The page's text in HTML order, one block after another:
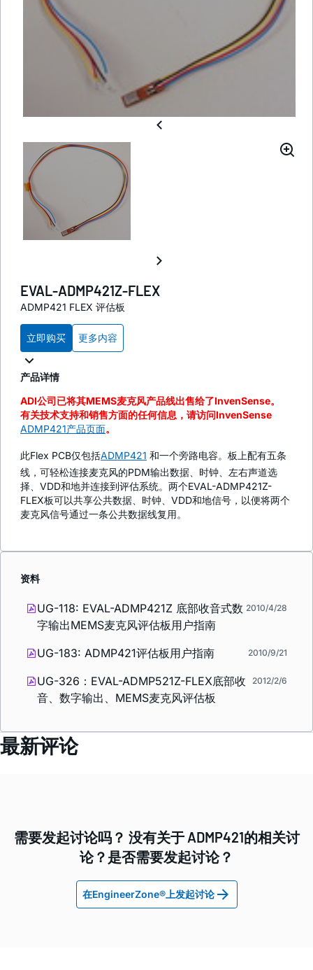
EVAL-ADMP421Z-FLEX
ADMP421 FLEX 评估板
立即购买 更多内容
产品详情
ADI公司已将其MEMS麦克风产品线出售给了InvenSense。
有关技术支持和销售方面的任何信息，请访问InvenSense
ADMP421产品页面。
此Flex PCB仅包括ADMP421 和一个旁路电容。板上配有五条
线，可轻松连接麦克风的PDM输出数据、时钟、左右声道选
择、VDD和地并连接到评估系统。两个EVAL-ADMP421Z-
FLEX板可以共享公共数据、时钟、VDD和地信号，以便将两个
麦克风信号通过一条公共数据线复用。
资料
UG-118: EVAL-ADMP421Z 底部收音式数
字输出MEMS麦克风评估板用户指南
2010/4/28
UG-183: ADMP421评估板用户指南 2010/9/21
UG-326：EVAL-ADMP521Z-FLEX底部收
音、数字输出、MEMS麦克风评估板
2012/2/6
最新评论
需要发起讨论吗？ 没有关于 ADMP421的相关讨
论？是否需要发起讨论？
在EngineerZone®上发起讨论